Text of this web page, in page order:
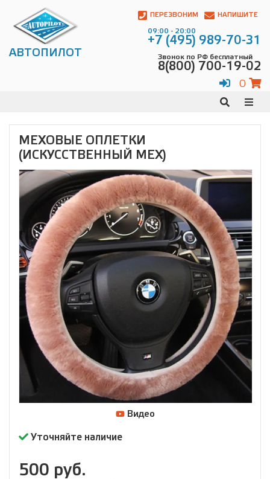
АВТОПИЛОТ
ПЕРЕЗВОНИМ НАПИШИТЕ
09:00 - 20:00
+7 (495) 989-70-31
Звонок по РФ бесплатный
8(800) 700-19-02
0
МЕХОВЫЕ ОПЛЕТКИ
(ИСКУССТВЕННЫЙ МЕХ)
Уточняйте наличие
500 руб.
Видео
Контакты:
Адрес:
Чагинская
700-
Телефон:+7
(495)
989-
Электронная
info@avtopilot1.ru